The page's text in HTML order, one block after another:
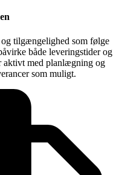
tilgængelighed som følge
både leveringstider og
aktivt med planlægning og
som muligt.